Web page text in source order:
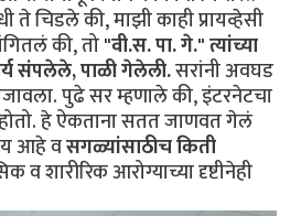
चिडले की, माझी काही प्रायव्हेसी
की, तो"वी.स. पा. गे." त्यांच्या
संपलेले, पाळी गेलेली.सरांनी अवघड
पुढे सर म्हणाले की, इंटरनेटचा
होतो. हे ऐकताना सतत जाणवत गेलं
आहे वसगळ्यांसाठीच किती
व शारीरिक आरोग्याच्या दृष्टीनेही